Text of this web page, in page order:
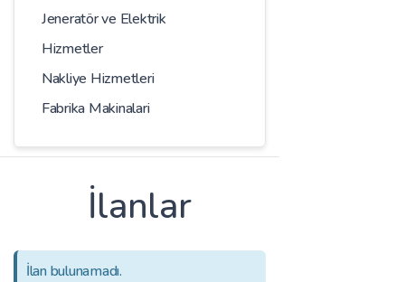
Jeneratör ve Elektrik
Hizmetler
Nakliye Hizmetleri
Fabrika Makinalari
İlanlar
İlan bulunamadı.